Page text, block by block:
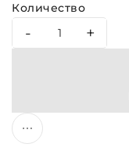
Количество
- +